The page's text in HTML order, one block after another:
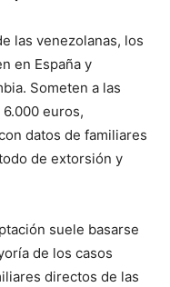
las venezolanas, los
en España y
Someten a las
euros,
datos de familiares
de extorsión y
suele basarse
de los casos
directos de las